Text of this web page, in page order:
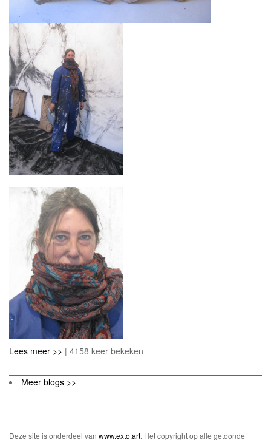
Lees meer >> | 4158 keer bekeken
Meer blogs >>
Deze site is onderdeel van www.exto.art. Het copyright op alle getoonde